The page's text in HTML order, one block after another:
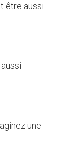
être aussi
une